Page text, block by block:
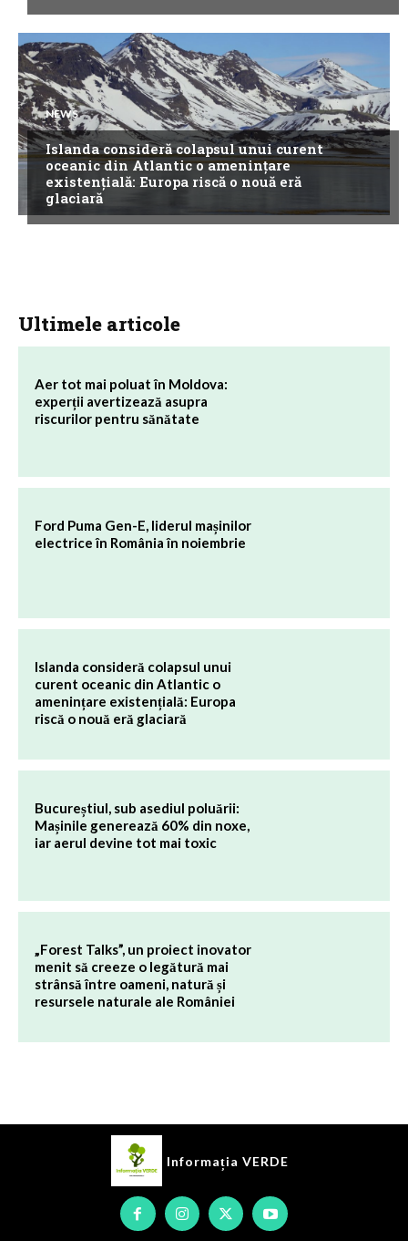
NEWS
Islanda consideră colapsul unui curent
oceanic din Atlantic o amenințare
existențială: Europa riscă o nouă eră
glaciară
Ultimele articole
Aer tot mai poluat în Moldova:
experții avertizează asupra
riscurilor pentru sănătate
Ford Puma Gen-E, liderul mașinilor
electrice în România în noiembrie
Islanda consideră colapsul unui
curent oceanic din Atlantic o
amenințare existențială: Europa
riscă o nouă eră glaciară
Bucureștiul, sub asediul poluării:
Mașinile generează 60% din noxe,
iar aerul devine tot mai toxic
„Forest Talks”, un proiect inovator
menit să creeze o legătură mai
strânsă între oameni, natură și
resursele naturale ale României
Informația VERDE